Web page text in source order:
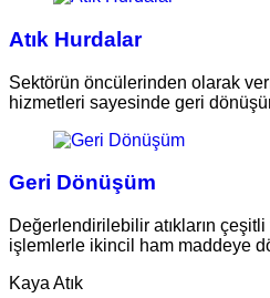
Atık Hurdalar
Sektörün öncülerinden olarak
hizmetleri sayesinde geri
Geri Dönüşüm
Değerlendirilebilir atıkların
işlemlerle ikincil ham maddeye
Kaya Atık